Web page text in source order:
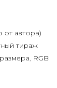
автора)
тираж
RGB